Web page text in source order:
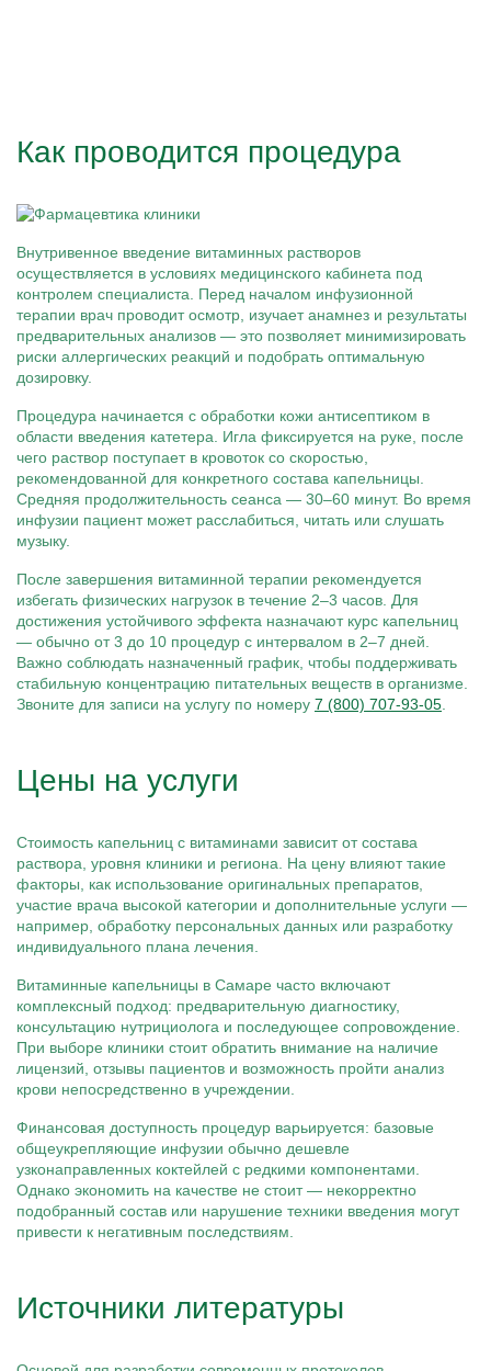
Как проводится процедура
Внутривенное введение витаминных растворов
осуществляется в условиях медицинского кабинета под
контролем специалиста. Перед началом инфузионной
терапии врач проводит осмотр, изучает анамнез и результаты
предварительных анализов — это позволяет минимизировать
риски аллергических реакций и подобрать оптимальную
дозировку.
Процедура начинается с обработки кожи антисептиком в
области введения катетера. Игла фиксируется на руке, после
чего раствор поступает в кровоток со скоростью,
рекомендованной для конкретного состава капельницы.
Средняя продолжительность сеанса — 30–60 минут. Во время
инфузии пациент может расслабиться, читать или слушать
музыку.
После завершения витаминной терапии рекомендуется
избегать физических нагрузок в течение 2–3 часов. Для
достижения устойчивого эффекта назначают курс капельниц
— обычно от 3 до 10 процедур с интервалом в 2–7 дней.
Важно соблюдать назначенный график, чтобы поддерживать
стабильную концентрацию питательных веществ в организме.
Звоните для записи на услугу по номеру 7 (800) 707-93-05
Цены на услуги
Стоимость капельниц с витаминами зависит от состава
раствора, уровня клиники и региона. На цену влияют такие
факторы, как использование оригинальных препаратов,
участие врача высокой категории и дополнительные услуги —
например, обработку персональных данных или разработку
индивидуального плана лечения.
Витаминные капельницы в Самаре часто включают
комплексный подход: предварительную диагностику,
консультацию нутрициолога и последующее сопровождение.
При выборе клиники стоит обратить внимание на наличие
лицензий, отзывы пациентов и возможность пройти анализ
крови непосредственно в учреждении.
Финансовая доступность процедур варьируется: базовые
общеукрепляющие инфузии обычно дешевле
узконаправленных коктейлей с редкими компонентами.
Однако экономить на качестве не стоит — некорректно
подобранный состав или нарушение техники введения могут
привести к негативным последствиям.
Источники литературы